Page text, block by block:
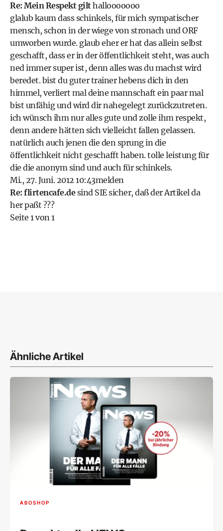
Re: Mein Respekt gilthallooooooo
glalub kaum dass schinkels, für mich sympatischer
mensch, schon in der wiege von stronach und ORF
umworben wurde. glaub eher er hat das allein selbst
geschafft, dass er in der öffentlichkeit steht, was auch
ned immer super ist, denn alles was du machst wird
beredet. bist du guter trainer hebens dich in den
himmel, verliert mal deine mannschaft ein paar mal
bist unfähig und wird dir nahegelegt zurückzutreten.
ich wünsch ihm nur alles gute und zolle ihm respekt,
denn andere hätten sich vielleicht fallen gelassen.
natürlich auch jenen die den sprung in die
öffentlichkeit nicht geschafft haben. tolle leistung für
die die anonym sind und auch für schinkels.
Mi., 27. Juni. 2012 10:43melden
Re: flirtencafe.desind SIE sicher, daß der Artikel da
her paßt ???
Seite 1 von 1
Ähnliche Artikel
ABOSHOP